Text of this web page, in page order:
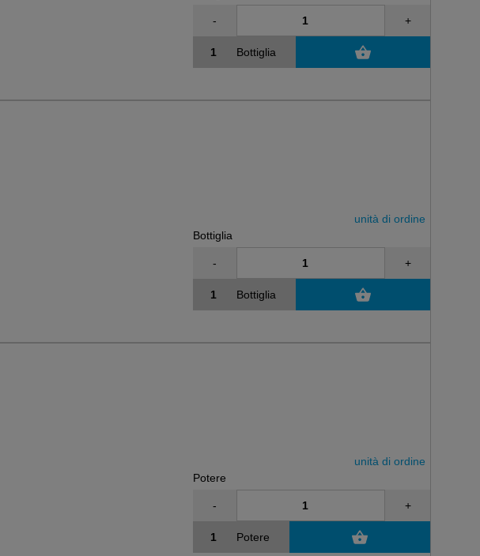
- +
Bottiglia
unità di ordine
Bottiglia
- +
Bottiglia
unità di ordine
Potere
- +
Potere